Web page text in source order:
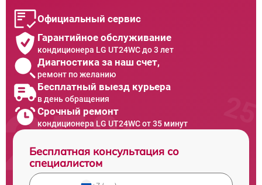
Официальный сервис
Гарантийное обслуживание
кондиционера LG UT24WC до 3 лет
Диагностика за наш счет,
ремонт по желанию
Бесплатный выезд курьера
в день обращения
Срочный ремонт
кондиционера LG UT24WC от 35 минут
Бесплатная консультация со
специалистом